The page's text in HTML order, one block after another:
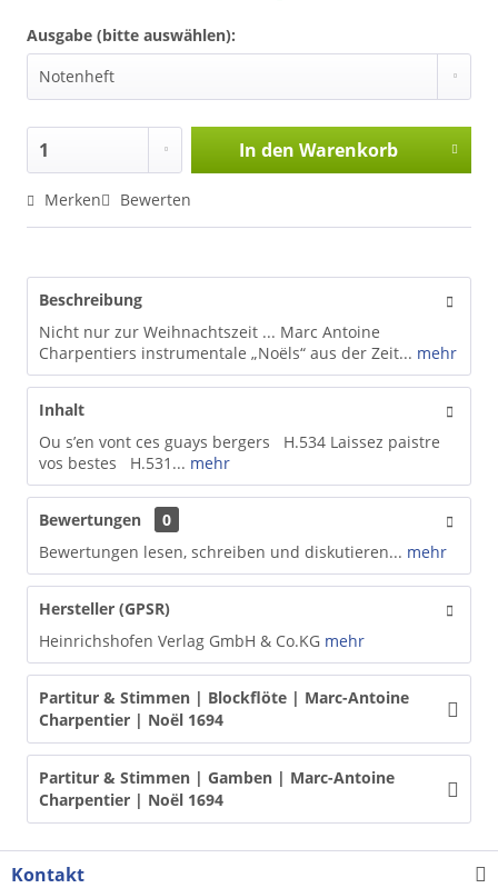
Ausgabe (bitte auswählen):
In den Warenkorb
Merken Bewerten
Beschreibung
Nicht nur zur Weihnachtszeit ... Marc Antoine
Charpentiers instrumentale „Noëls“ aus der Zeit... mehr
Inhalt
Ou s’en vont ces guays bergers H.534 Laissez paistre
vos bestes H.531... mehr
Bewertungen
0
Bewertungen lesen, schreiben und diskutieren... mehr
Hersteller (GPSR)
Heinrichshofen Verlag GmbH & Co.KG mehr
Partitur & Stimmen | Blockflöte | Marc-Antoine
Charpentier | Noël 1694
Partitur & Stimmen | Gamben | Marc-Antoine
Charpentier | Noël 1694
Kontakt